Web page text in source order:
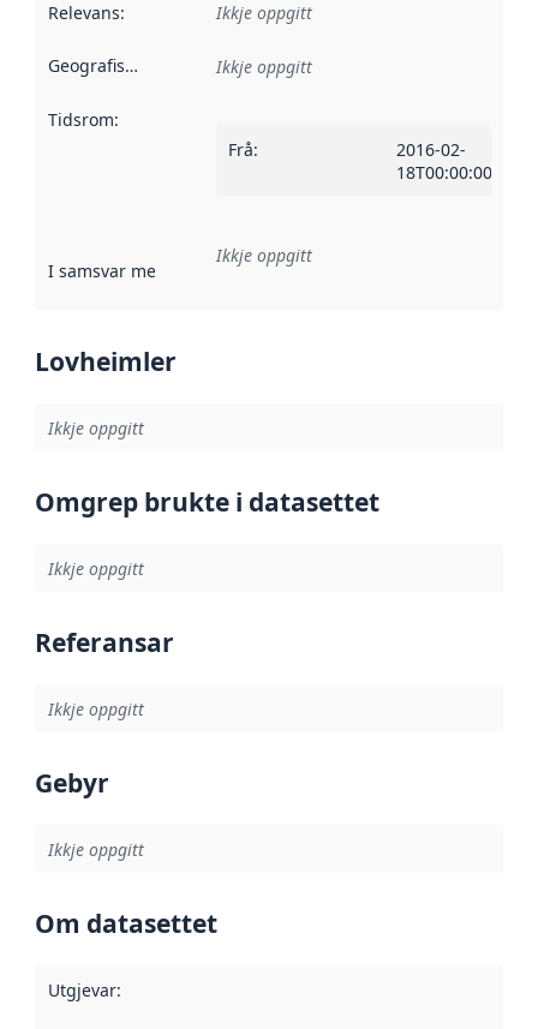
Relevans: Ikkje oppgitt
Geografisk område Ikkje oppgitt
Tidsrom:
Frå:
2016-02-
18T00:00:00Z
I samsvar med Referanse til ei implementeringsregel eller
Ikkje oppgitt
Lovheimler
Ikkje oppgitt
Omgrep brukte i datasettet
Ikkje oppgitt
Referansar
Ikkje oppgitt
Gebyr
Ikkje oppgitt
Om datasettet
Utgjevar: